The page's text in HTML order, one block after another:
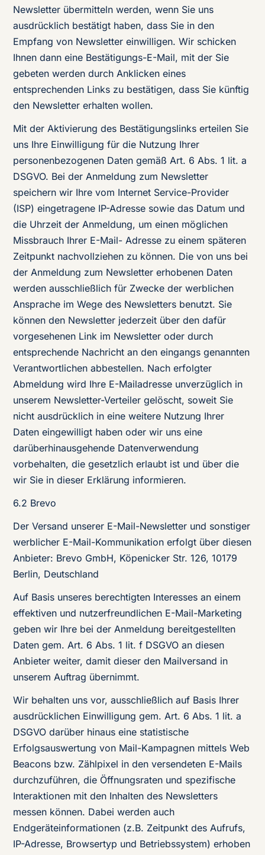
Newsletter übermitteln werden, wenn Sie uns
ausdrücklich bestätigt haben, dass Sie in den
Empfang von Newsletter einwilligen. Wir schicken
Ihnen dann eine Bestätigungs-E-Mail, mit der Sie
gebeten werden durch Anklicken eines
entsprechenden Links zu bestätigen, dass Sie künftig
den Newsletter erhalten wollen.
Mit der Aktivierung des Bestätigungslinks erteilen Sie
uns Ihre Einwilligung für die Nutzung Ihrer
personenbezogenen Daten gemäß Art. 6 Abs. 1 lit. a
DSGVO. Bei der Anmeldung zum Newsletter
speichern wir Ihre vom Internet Service-Provider
(ISP) eingetragene IP-Adresse sowie das Datum und
die Uhrzeit der Anmeldung, um einen möglichen
Missbrauch Ihrer E-Mail- Adresse zu einem späteren
Zeitpunkt nachvollziehen zu können. Die von uns bei
der Anmeldung zum Newsletter erhobenen Daten
werden ausschließlich für Zwecke der werblichen
Ansprache im Wege des Newsletters benutzt. Sie
können den Newsletter jederzeit über den dafür
vorgesehenen Link im Newsletter oder durch
entsprechende Nachricht an den eingangs genannten
Verantwortlichen abbestellen. Nach erfolgter
Abmeldung wird Ihre E-Mailadresse unverzüglich in
unserem Newsletter-Verteiler gelöscht, soweit Sie
nicht ausdrücklich in eine weitere Nutzung Ihrer
Daten eingewilligt haben oder wir uns eine
darüberhinausgehende Datenverwendung
vorbehalten, die gesetzlich erlaubt ist und über die
wir Sie in dieser Erklärung informieren.
6.2 Brevo
Der Versand unserer E-Mail-Newsletter und sonstiger
werblicher E-Mail-Kommunikation erfolgt über diesen
Anbieter: Brevo GmbH, Köpenicker Str. 126, 10179
Berlin, Deutschland
Auf Basis unseres berechtigten Interesses an einem
effektiven und nutzerfreundlichen E-Mail-Marketing
geben wir Ihre bei der Anmeldung bereitgestellten
Daten gem. Art. 6 Abs. 1 lit. f DSGVO an diesen
Anbieter weiter, damit dieser den Mailversand in
unserem Auftrag übernimmt.
Wir behalten uns vor, ausschließlich auf Basis Ihrer
ausdrücklichen Einwilligung gem. Art. 6 Abs. 1 lit. a
DSGVO darüber hinaus eine statistische
Erfolgsauswertung von Mail-Kampagnen mittels Web
Beacons bzw. Zählpixel in den versendeten E-Mails
durchzuführen, die Öffnungsraten und spezifische
Interaktionen mit den Inhalten des Newsletters
messen können. Dabei werden auch
Endgeräteinformationen (z.B. Zeitpunkt des Aufrufs,
IP-Adresse, Browsertyp und Betriebssystem) erhoben